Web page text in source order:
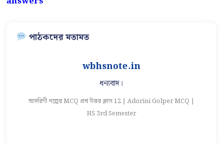
পাঠকদের মতামত
প্রশ্ন উত্তর ক্লাস 12 | Adorini Golper MCQ |
আদরিণী গল্পের MCQ